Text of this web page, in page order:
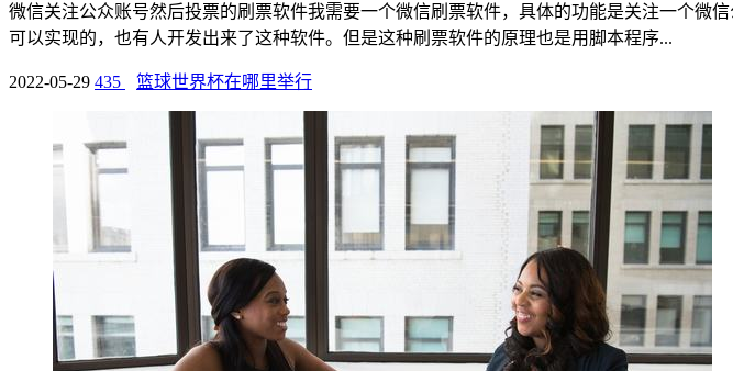
微信关注公众账号然后投票的刷票软件我需要一个微信刷票软件，具体的功能是关注一个微
可以实现的，也有人开发出来了这种软件。但是这种刷票软件的原理也是用脚本程序...
2022-05-29 435 篮球世界杯在哪里举行